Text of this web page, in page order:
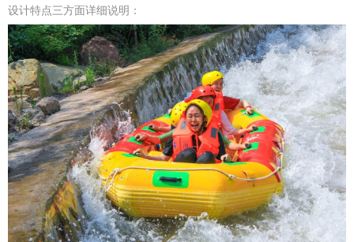
设计特点三方面详细说明：